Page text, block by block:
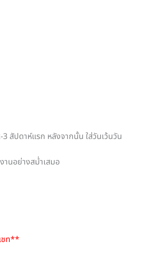
3 สัปดาห์แรก หลังจากนั้น ใส่วันเว้นวัน
นอย่างสม่ำเสมอ
ชท**